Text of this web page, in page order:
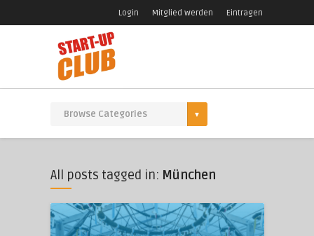
Login Mitglied werden Eintragen
All posts tagged in: München